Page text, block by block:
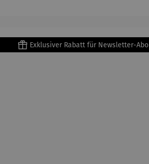
Exklusiver Rabatt für Newsletter-Abo